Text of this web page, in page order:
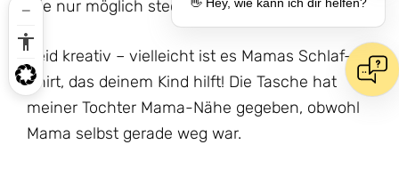
wie nur möglich steckte.
Seid kreativ – vielleicht ist es Mamas Schlaf-
Shirt, das deinem Kind hilft! Die Tasche hat
meiner Tochter Mama-Nähe gegeben, obwohl
Mama selbst gerade weg war.